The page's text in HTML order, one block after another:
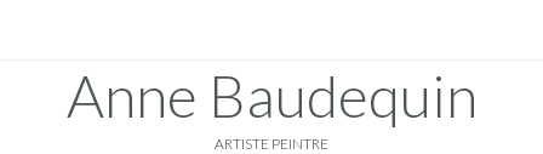
Anne Baudequin
ARTISTE PEINTRE